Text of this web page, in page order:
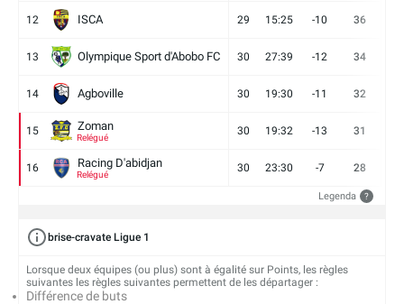
12 ISCA 29 15:25 -10 36
13 Olympique Sport d'Abobo FC 30 27:39 -12 34
14 Agboville 30 19:30 -11 32
15 Zoman
Relégué
30 19:32 -13 31
16 Racing D'abidjan
Relégué
30 23:30 -7 28
Legenda ?
brise-cravate Ligue 1
Lorsque deux équipes (ou plus) sont à égalité sur Points, les règles
suivantes les règles suivantes permettent de les départager :
Différence de buts